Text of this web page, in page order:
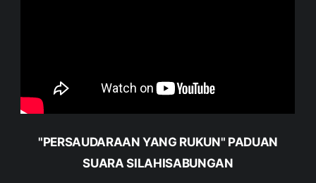
"PERSAUDARAAN YANG RUKUN" PADUAN
SUARA SILAHISABUNGAN